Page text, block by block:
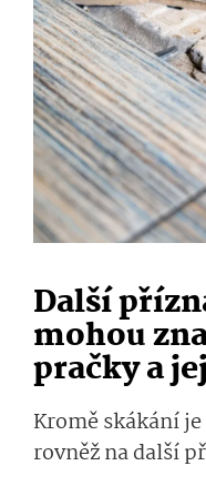
Další
mohou
pračky a
Kromě skákání
rovněž na další